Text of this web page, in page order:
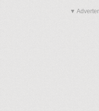
▼